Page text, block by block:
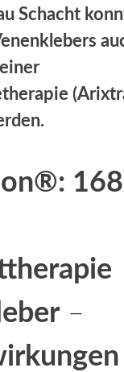
Schacht
168
–